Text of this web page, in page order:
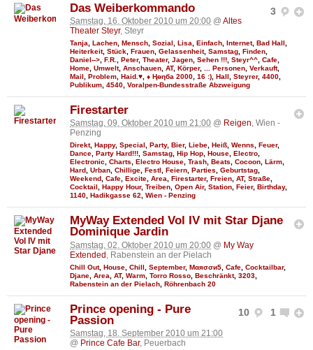
3
Das Weiberkommando
Samstag, 16. Oktober 2010 um 20:00 @ Altes
Theater Steyr, Steyr
Tanja Lachen Mensch Sozial Lisa Einfach Internet, Bad Hall
Heiterkeit, Stück Frauen Gelassenheit, Samstag Finden
Daniel--> F.R. Peter, Theater, Jagen Sehen !!! Steyr^^ Cafe
Home Umwelt, Anschauen AT, Körper, ... Personen Verkauft,
Mail
Problem Haid.♥ ♦ Ңөηба 2000 16 :) Hall Steyrer, 4400
Publikum 4540 Voralpen-Bundesstraße Abzweigung
Firestarter
Samstag, 09. Oktober 2010 um 21:00 @ Reigen, Wien -
Penzing
Direkt, Happy, Special, Party, Bier, Liebe, Heiß, Wenns, Feuer,
Dance, Party Hard!!!, Samstag, Hip Hop, House, Electro,
Electronic, Charts, Electro House, Trash, Beats, Cocoon, Lärm,
Hard, Urban, Chillige, Festl, Feiern, Parties, Geburtstag,
Weekend, Cafe, Excite, Area, Firestarter, Freien, AT, Straße,
Cocktail, Happy Hour, Treiben, Open Air, Station, Feier, Birthday,
1140, Hadikgasse 62, Wien - Penzing
MyWay Extended Vol IV mit Star Djane
Dominique Jardin
Samstag, 02. Oktober 2010 um 20:00 @ My Way
Extended , Rabenstein an der Pielach
Chill Out, House Chill September, Мαяσσи5 Cafe Cocktailbar,
Djane Area AT, Warm Torro Rosso Beschränkt, 3203
Rabenstein an der Pielach Röhrenbach 20
10 1
Prince opening - Pure
Passion
Samstag, 18. September 2010 um 21:00
@ Prince Cafe Bar, Peuerbach